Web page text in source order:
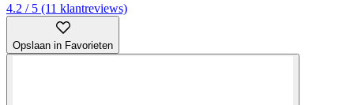
4.2 / 5 (11 klantreviews)
Opslaan in Favorieten